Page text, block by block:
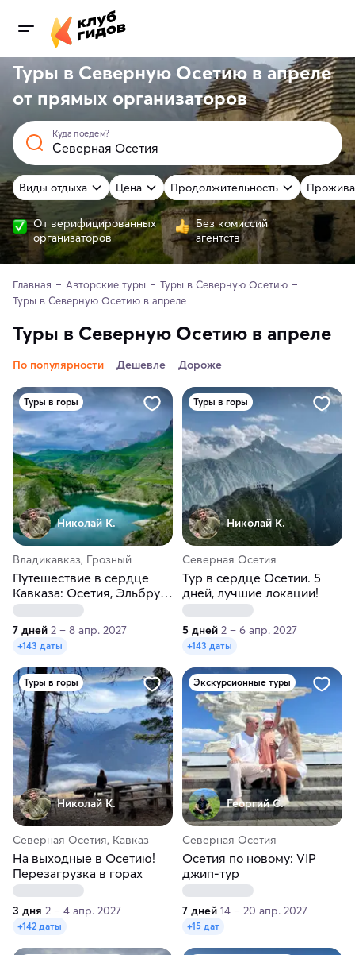
Туры в Северную Осетию в апреле
от прямых организаторов
Куда поедем?
Виды отдыха Цена Продолжительность
От верифицированных
организаторов
Без комиссий
агентств
Главная Авторские туры
Туры в Северную Осетию
Туры в Северную Осетию в апреле
Туры в Северную Осетию в апреле
По популярности Дешевле Дороже
Туры в горы
Николай К.
Владикавказ, Грозный
Путешествие в сердце
Кавказа: Осетия, Эльбрус,
Грозный, всё включено!
7 дней 2 – 8 апр. 2027
+143 даты
Туры в горы
Николай К.
Северная Осетия
Тур в сердце Осетии. 5
дней, лучшие локации!
5 дней 2 – 6 апр. 2027
+143 даты
Туры в горы
Николай К.
Северная Осетия, Кавказ
На выходные в Осетию!
Перезагрузка в горах
3 дня 2 – 4 апр. 2027
+142 даты
Экскурсионные туры
Георгий С.
Северная Осетия
Осетия по новому: VIP
джип-тур
7 дней 14 – 20 апр. 2027
+15 дат